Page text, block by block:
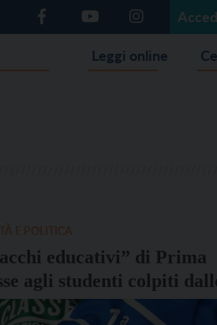
Leggi online
educativi” di Prima
agli studenti colpiti
della pandemia